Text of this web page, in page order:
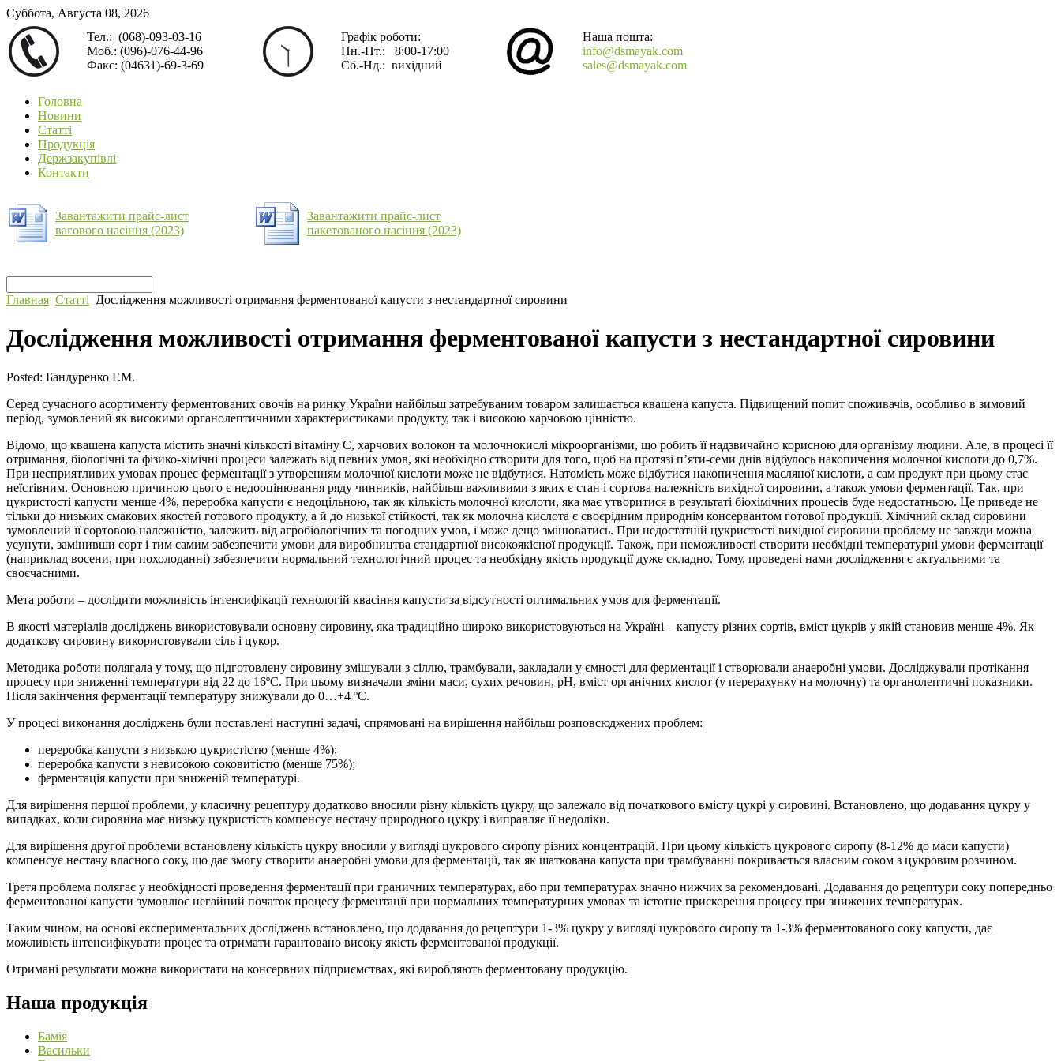
Суббота, Августа 08, 2026
Тел.: (068)-093-03-16
Моб.: (096)-076-44-96
Факс: (04631)-69-3-69
Графік роботи:
Пн.-Пт.: 8:00-17:00
Сб.-Нд.: вихідний
Наша пошта:
info@dsmayak.com
sales@dsmayak.com
Головна
Новини
Статті
Продукція
Держзакупівлі
Контакти
Завантажити прайс-лист
вагового насіння (2023)
Завантажити прайс-лист
пакетованого насіння (2023)
Главная Статті Дослідження можливості отримання ферментованої капусти з нестандартної сировини
Дослідження можливості отримання ферментованої капусти з нестандартної сировини
Posted: Бандуренко Г.М.
Серед сучасного асортименту ферментованих овочів на ринку України найбільш затребуваним товаром залишається квашена капуста. Підвищений попит споживачів, особливо в зимовий
період, зумовлений як високими органолептичними характеристиками продукту, так і високою харчовою цінністю.
Відомо, що квашена капуста містить значні кількості вітаміну С, харчових волокон та молочнокислі мікроорганізми, що робить її надзвичайно корисною для організму людини. Але, в процесі її
отримання, біологічні та фізико-хімічні процеси залежать від певних умов, які необхідно створити для того, щоб на протязі п’яти-семи днів відбулось накопичення молочної кислоти до 0,7%.
При несприятливих умовах процес ферментації з утворенням молочної кислоти може не відбутися. Натомість може відбутися накопичення масляної кислоти, а сам продукт при цьому стає
неїстівним. Основною причиною цього є недооцінювання ряду чинників, найбільш важливими з яких є стан і сортова належність вихідної сировини, а також умови ферментації. Так, при
цукристості капусти менше 4%, переробка капусти є недоцільною, так як кількість молочної кислоти, яка має утворитися в результаті біохімічних процесів буде недостатньою. Це приведе не
тільки до низьких смакових якостей готового продукту, а й до низької стійкості, так як молочна кислота є своєрідним природнім консервантом готової продукції. Хімічний склад сировини
зумовлений її сортовою належністю, залежить від агробіологічних та погодних умов, і може дещо змінюватись. При недостатній цукристості вихідної сировини проблему не завжди можна
усунути, замінивши сорт і тим самим забезпечити умови для виробництва стандартної високоякісної продукції. Також, при неможливості створити необхідні температурні умови ферментації
(наприклад восени, при похолоданні) забезпечити нормальний технологічний процес та необхідну якість продукції дуже складно. Тому, проведені нами дослідження є актуальними та
своєчасними.
Мета роботи – дослідити можливість інтенсифікації технологій квасіння капусти за відсутності оптимальних умов для ферментації.
В якості матеріалів досліджень використовували основну сировину, яка традиційно широко використовуються на Україні – капусту різних сортів, вміст цукрів у якій становив менше 4%. Як
додаткову сировину використовували сіль і цукор.
Методика роботи полягала у тому, що підготовлену сировину змішували з сіллю, трамбували, закладали у ємності для ферментації і створювали анаеробні умови. Досліджували протікання
процесу при зниженні температури від 22 до 16ºС. При цьому визначали зміни маси, сухих речовин, рН, вміст органічних кислот (у перерахунку на молочну) та органолептичні показники.
Після закінчення ферментації температуру знижували до 0…+4 ºС.
У процесі виконання досліджень були поставлені наступні задачі, спрямовані на вирішення найбільш розповсюджених проблем:
переробка капусти з низькою цукристістю (менше 4%);
переробка капусти з невисокою соковитістю (менше 75%);
ферментація капусти при зниженій температурі.
Для вирішення першої проблеми, у класичну рецептуру додатково вносили різну кількість цукру, що залежало від початкового вмісту цукрі у сировині. Встановлено, що додавання цукру у
випадках, коли сировина має низьку цукристість компенсує нестачу природного цукру і виправляє її недоліки.
Для вирішення другої проблеми встановлену кількість цукру вносили у вигляді цукрового сиропу різних концентрацій. При цьому кількість цукрового сиропу (8-12% до маси капусти)
компенсує нестачу власного соку, що дає змогу створити анаеробні умови для ферментації, так як шаткована капуста при трамбуванні покривається власним соком з цукровим розчином.
Третя проблема полягає у необхідності проведення ферментації при граничних температурах, або при температурах значно нижчих за рекомендовані. Додавання до рецептури соку попередньо
ферментованої капусти зумовлює негайний початок процесу ферментації при нормальних температурних умовах та істотне прискорення процесу при знижених температурах.
Таким чином, на основі експериментальних досліджень встановлено, що додавання до рецептури 1-3% цукру у вигляді цукрового сиропу та 1-3% ферментованого соку капусти, дає
можливість інтенсифікувати процес та отримати гарантовано високу якість ферментованої продукції.
Отримані результати можна використати на консервних підприємствах, які виробляють ферментовану продукцію.
Наша продукція
Бамія
Васильки